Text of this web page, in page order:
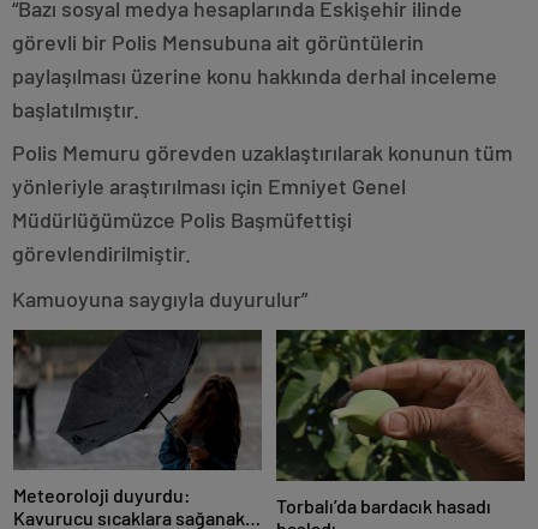
“Bazı sosyal medya hesaplarında Eskişehir ilinde
görevli bir Polis Mensubuna ait görüntülerin
paylaşılması üzerine konu hakkında derhal inceleme
başlatılmıştır.
Polis Memuru görevden uzaklaştırılarak konunun tüm
yönleriyle araştırılması için Emniyet Genel
Müdürlüğümüzce Polis Başmüfettişi
görevlendirilmiştir.
Kamuoyuna saygıyla duyurulur”
Meteoroloji duyurdu:
Kavurucu sıcaklara sağanak
Torbalı’da bardacık hasadı